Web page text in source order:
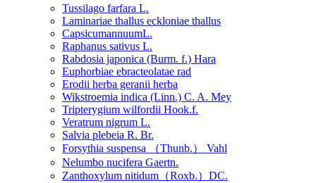
Tussilago farfara L.
Laminariae thallus eckloniae thallus
CapsicumannuumL.
Raphanus sativus L.
Rabdosia japonica (Burm. f.) Hara
Euphorbiae ebracteolatae rad
Erodii herba geranii herba
Wikstroemia indica (Linn.) C. A. Mey
Tripterygium wilfordii Hook.f.
Veratrum nigrum L.
Salvia plebeia R. Br.
Forsythia suspensa （Thunb.） Vahl
Nelumbo nucifera Gaertn.
Zanthoxylum nitidum（Roxb.）DC.